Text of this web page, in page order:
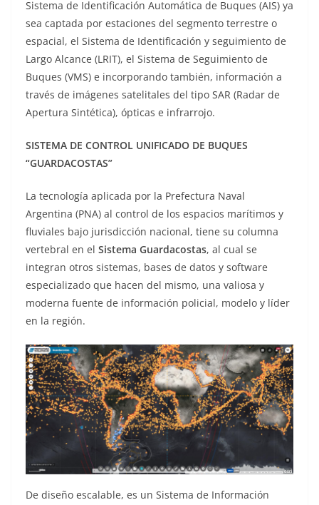
Sistema de Identificación Automática de Buques (AIS) ya
sea captada por estaciones del segmento terrestre o
espacial, el Sistema de Identificación y seguimiento de
Largo Alcance (LRIT), el Sistema de Seguimiento de
Buques (VMS) e incorporando también, información a
través de imágenes satelitales del tipo SAR (Radar de
Apertura Sintética), ópticas e infrarrojo.
SISTEMA DE CONTROL UNIFICADO DE BUQUES
“GUARDACOSTAS”
La tecnología aplicada por la Prefectura Naval
Argentina (PNA) al control de los espacios marítimos y
fluviales bajo jurisdicción nacional, tiene su columna
vertebral en el Sistema Guardacostas, al cual se
integran otros sistemas, bases de datos y software
especializado que hacen del mismo, una valiosa y
moderna fuente de información policial, modelo y líder
en la región.
De diseño escalable, es un Sistema de Información